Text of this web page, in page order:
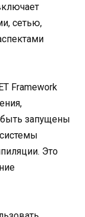
сетью,
Framework
быть запущены
Это